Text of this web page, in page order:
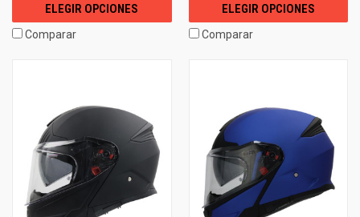
ELEGIR OPCIONES
Comparar
ELEGIR OPCIONES
Comparar